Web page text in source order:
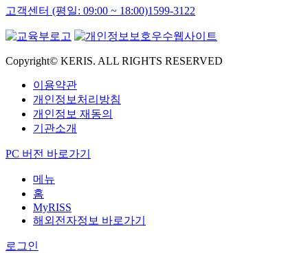
고객센터 (평일: 09:00 ~ 18:00)1599-3122
Copyright© KERIS. ALL RIGHTS RESERVED
이용약관
개인정보처리방침
개인정보 재동의
기관소개
PC 버전 바로가기
메뉴
홈
MyRISS
해외전자정보 바로가기
로그인